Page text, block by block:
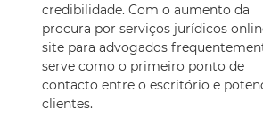
credibilidade. Com o aumento da
procura por serviços jurídicos
site para advogados
serve como o primeiro ponto de
contacto entre o escritório e
clientes.